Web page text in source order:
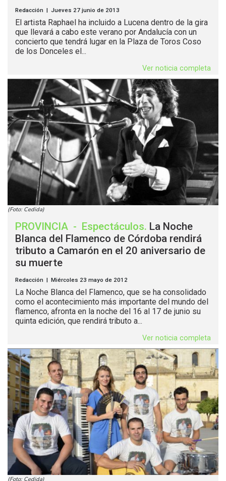
Redacción | Jueves 27 junio de 2013
El artista Raphael ha incluido a Lucena dentro de la gira
que llevará a cabo este verano por Andalucía con un
concierto que tendrá lugar en la Plaza de Toros Coso
de los Donceles el...
Ver noticia completa
(Foto: Cedida)
PROVINCIA - Espectáculos. La Noche
Blanca del Flamenco de Córdoba rendirá
tributo a Camarón en el 20 aniversario de
su muerte
Redacción | Miércoles 23 mayo de 2012
La Noche Blanca del Flamenco, que se ha consolidado
como el acontecimiento más importante del mundo del
flamenco, afronta en la noche del 16 al 17 de junio su
quinta edición, que rendirá tributo a...
Ver noticia completa
(Foto: Cedida)